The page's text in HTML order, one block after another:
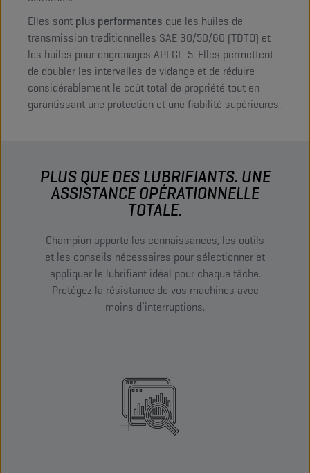
Elles sont plus performantes que les huiles de
transmission traditionnelles SAE 30/50/60 (TDTO) et
les huiles pour engrenages API GL-5. Elles permettent
de doubler les intervalles de vidange et de réduire
considérablement le coût total de propriété tout en
garantissant une protection et une fiabilité supérieures.
PLUS QUE DES LUBRIFIANTS. UNE
ASSISTANCE OPÉRATIONNELLE
TOTALE.
Champion apporte les connaissances, les outils
et les conseils nécessaires pour sélectionner et
appliquer le lubrifiant idéal pour chaque tâche.
Protégez la résistance de vos machines avec
moins d’interruptions.